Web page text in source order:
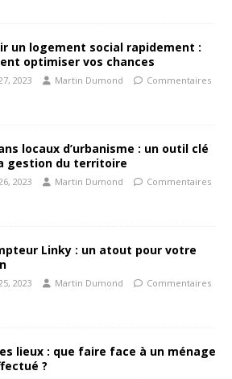
un logement social rapidement :
optimiser vos chances
2023 Martin Dumond
Commentaires
locaux d’urbanisme : un outil clé
gestion du territoire
2023 Martin Dumond
Commentaires
Linky : un atout pour votre
2023 Martin Dumond
Commentaires
lieux : que faire face à un ménage
?